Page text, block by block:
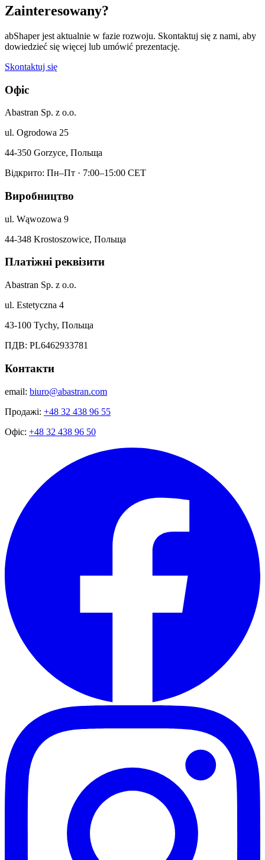
Zainteresowany?
abShaper jest aktualnie w fazie rozwoju. Skontaktuj się z nami, aby
dowiedzieć się więcej lub umówić prezentację.
Skontaktuj się
Офіс
Abastran Sp. z o.o.
ul. Ogrodowa 25
44-350 Gorzyce, Польща
Відкрито: Пн–Пт · 7:00–15:00 CET
Виробництво
ul. Wąwozowa 9
44-348 Krostoszowice, Польща
Платіжні реквізити
Abastran Sp. z o.o.
ul. Estetyczna 4
43-100 Tychy, Польща
ПДВ: PL6462933781
Контакти
email: biuro@abastran.com
Продажі: +48 32 438 96 55
Офіс: +48 32 438 96 50